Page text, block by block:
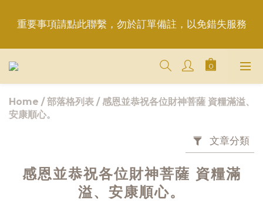
重要事項請點此聯繫，勿於訂單備註，以免錯失服務
重要事項請點此聯繫，勿於訂單備註，以免錯失服務
平日6:50前完成訂購，現貨品當日發貨｜訂單「已確
＋LINE好友折價100元✅歡迎LINE：＠aimershine
上班時間內專人回覆(WhatsAPP已停用，請LINE,
重要事項請點此聯繫，勿於訂單備註，以免錯失服務
Home /部落格列表 /感恩並恭祝各位財神菩薩 資糧滿溢、
安康順心。
文章分類
感恩並恭祝各位財神菩薩 資糧滿
溢、安康順心。